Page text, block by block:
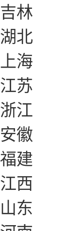
吉林
湖北
上海
江苏
浙江
安徽
福建
江西
山东